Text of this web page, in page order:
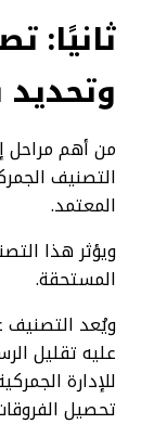
ثانيًا:
وتحديد
من أهم مراحل
التصنيف
المعتمد.
ويؤثر هذا
المستحقة.
ويُعد التصنيف
عليه تقليل
للإدارة
تحصيل